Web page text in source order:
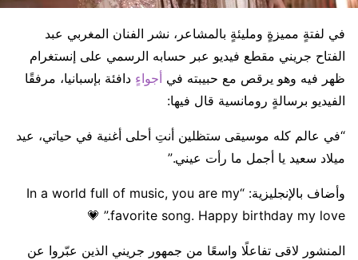
في لفتةٍ مميزةٍ ومليئةٍ بالمشاعر، نشر الفنان المغربي عبد
الفتاح جريني مقطع فيديو عبر حسابه الرسمي على إنستغرام
ظهر فيه وهو يرقص مع حبيبته في أجواء ٍ دافئة بإسبانيا، مرفقًا
الفيديو برسالةٍ رومانسية قال فيها:
“في عالم كله موسيقى ستظلين أنتِ أحلى أغنية في حياتي، عيد
ميلاد سعيد يا أجمل ما رأت عيني.”
وأضاف بالإنجليزية: “In a world full of music, you are my
favorite song. Happy birthday my love.” 💗
المنشور لاقى تفاعلًا واسعًا من جمهور جريني الذين عبّروا عن